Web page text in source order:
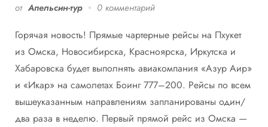
от Апельсин-тур 0 комментарий
Горячая новость! Прямые чартерные рейсы на Пхукет
из Омска, Новосибирска, Красноярска, Иркутска и
Хабаровска будет выполнять авиакомпания «Азур Аир»
и «Икар» на самолетах Боинг 777–200. Рейсы по всем
вышеуказанным направлениям запланированы один/
два раза в неделю. Первый прямой рейс из Омска —